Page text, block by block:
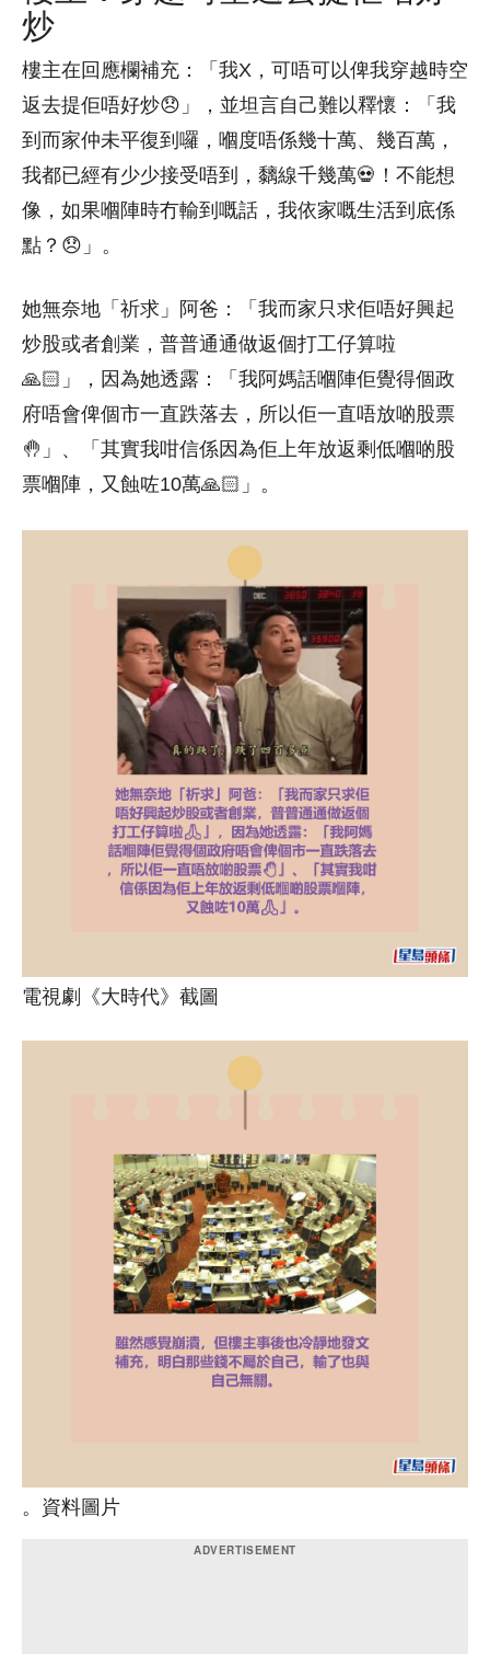
炒
樓主在回應欄補充：「我X，可唔可以俾我穿越時空
返去提佢唔好炒😞」，並坦言自己難以釋懷：「我
到而家仲未平復到囉，嗰度唔係幾十萬、幾百萬，
我都已經有少少接受唔到，黐線千幾萬💀！不能想
像，如果嗰陣時冇輸到嘅話，我依家嘅生活到底係
點？😞」。
她無奈地「祈求」阿爸：「我而家只求佢唔好興起
炒股或者創業，普普通通做返個打工仔算啦
🙏🏻」，因為她透露：「我阿媽話嗰陣佢覺得個政
府唔會俾個市一直跌落去，所以佢一直唔放啲股票
🤚」、「其實我咁信係因為佢上年放返剩低嗰啲股
票嗰陣，又蝕咗10萬🙏🏻」。
電視劇《大時代》截圖
。資料圖片